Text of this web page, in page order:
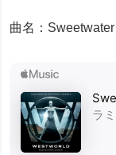
曲名：